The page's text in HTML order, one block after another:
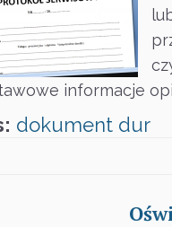
informacje
dokument dur